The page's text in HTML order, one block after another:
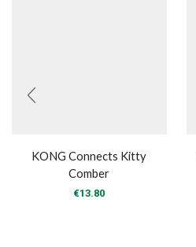
KONG Connects Kitty
Comber
€13.80